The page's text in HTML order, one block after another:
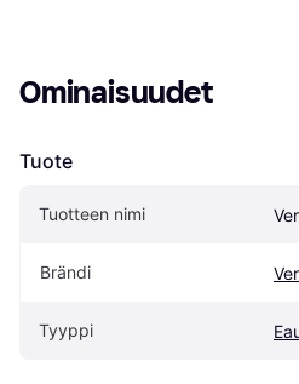
Ominaisuudet
Tuote
Tuotteen nimi
Brändi
Tyyppi